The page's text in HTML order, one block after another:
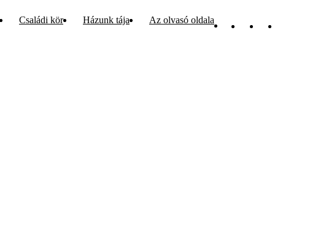
Családi kör Házunk tája Az olvasó oldala